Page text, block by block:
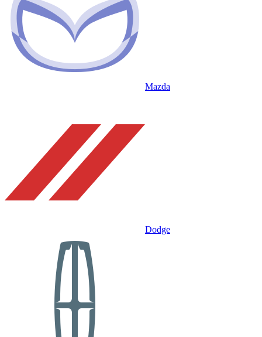
Mazda
Dodge